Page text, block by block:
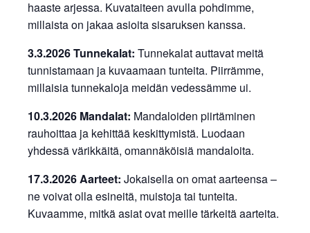
haaste arjessa. Kuvataiteen avulla pohdimme,
millaista on jakaa asioita sisaruksen kanssa.
3.3.2026 Tunnekalat: Tunnekalat auttavat meitä
tunnistamaan ja kuvaamaan tunteita. Piirrämme,
millaisia tunnekaloja meidän vedessämme ui.
10.3.2026 Mandalat: Mandaloiden piirtäminen
rauhoittaa ja kehittää keskittymistä. Luodaan
yhdessä värikkäitä, omannäköisiä mandaloita.
17.3.2026 Aarteet: Jokaisella on omat aarteensa –
ne voivat olla esineitä, muistoja tai tunteita.
Kuvaamme, mitkä asiat ovat meille tärkeitä aarteita.